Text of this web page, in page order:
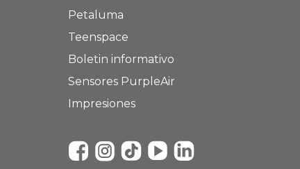
Petaluma
Teenspace
Boletin informativo
Sensores PurpleAir
Impresiones